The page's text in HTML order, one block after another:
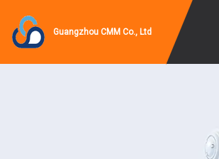
Guangzhou CMM Co., Ltd